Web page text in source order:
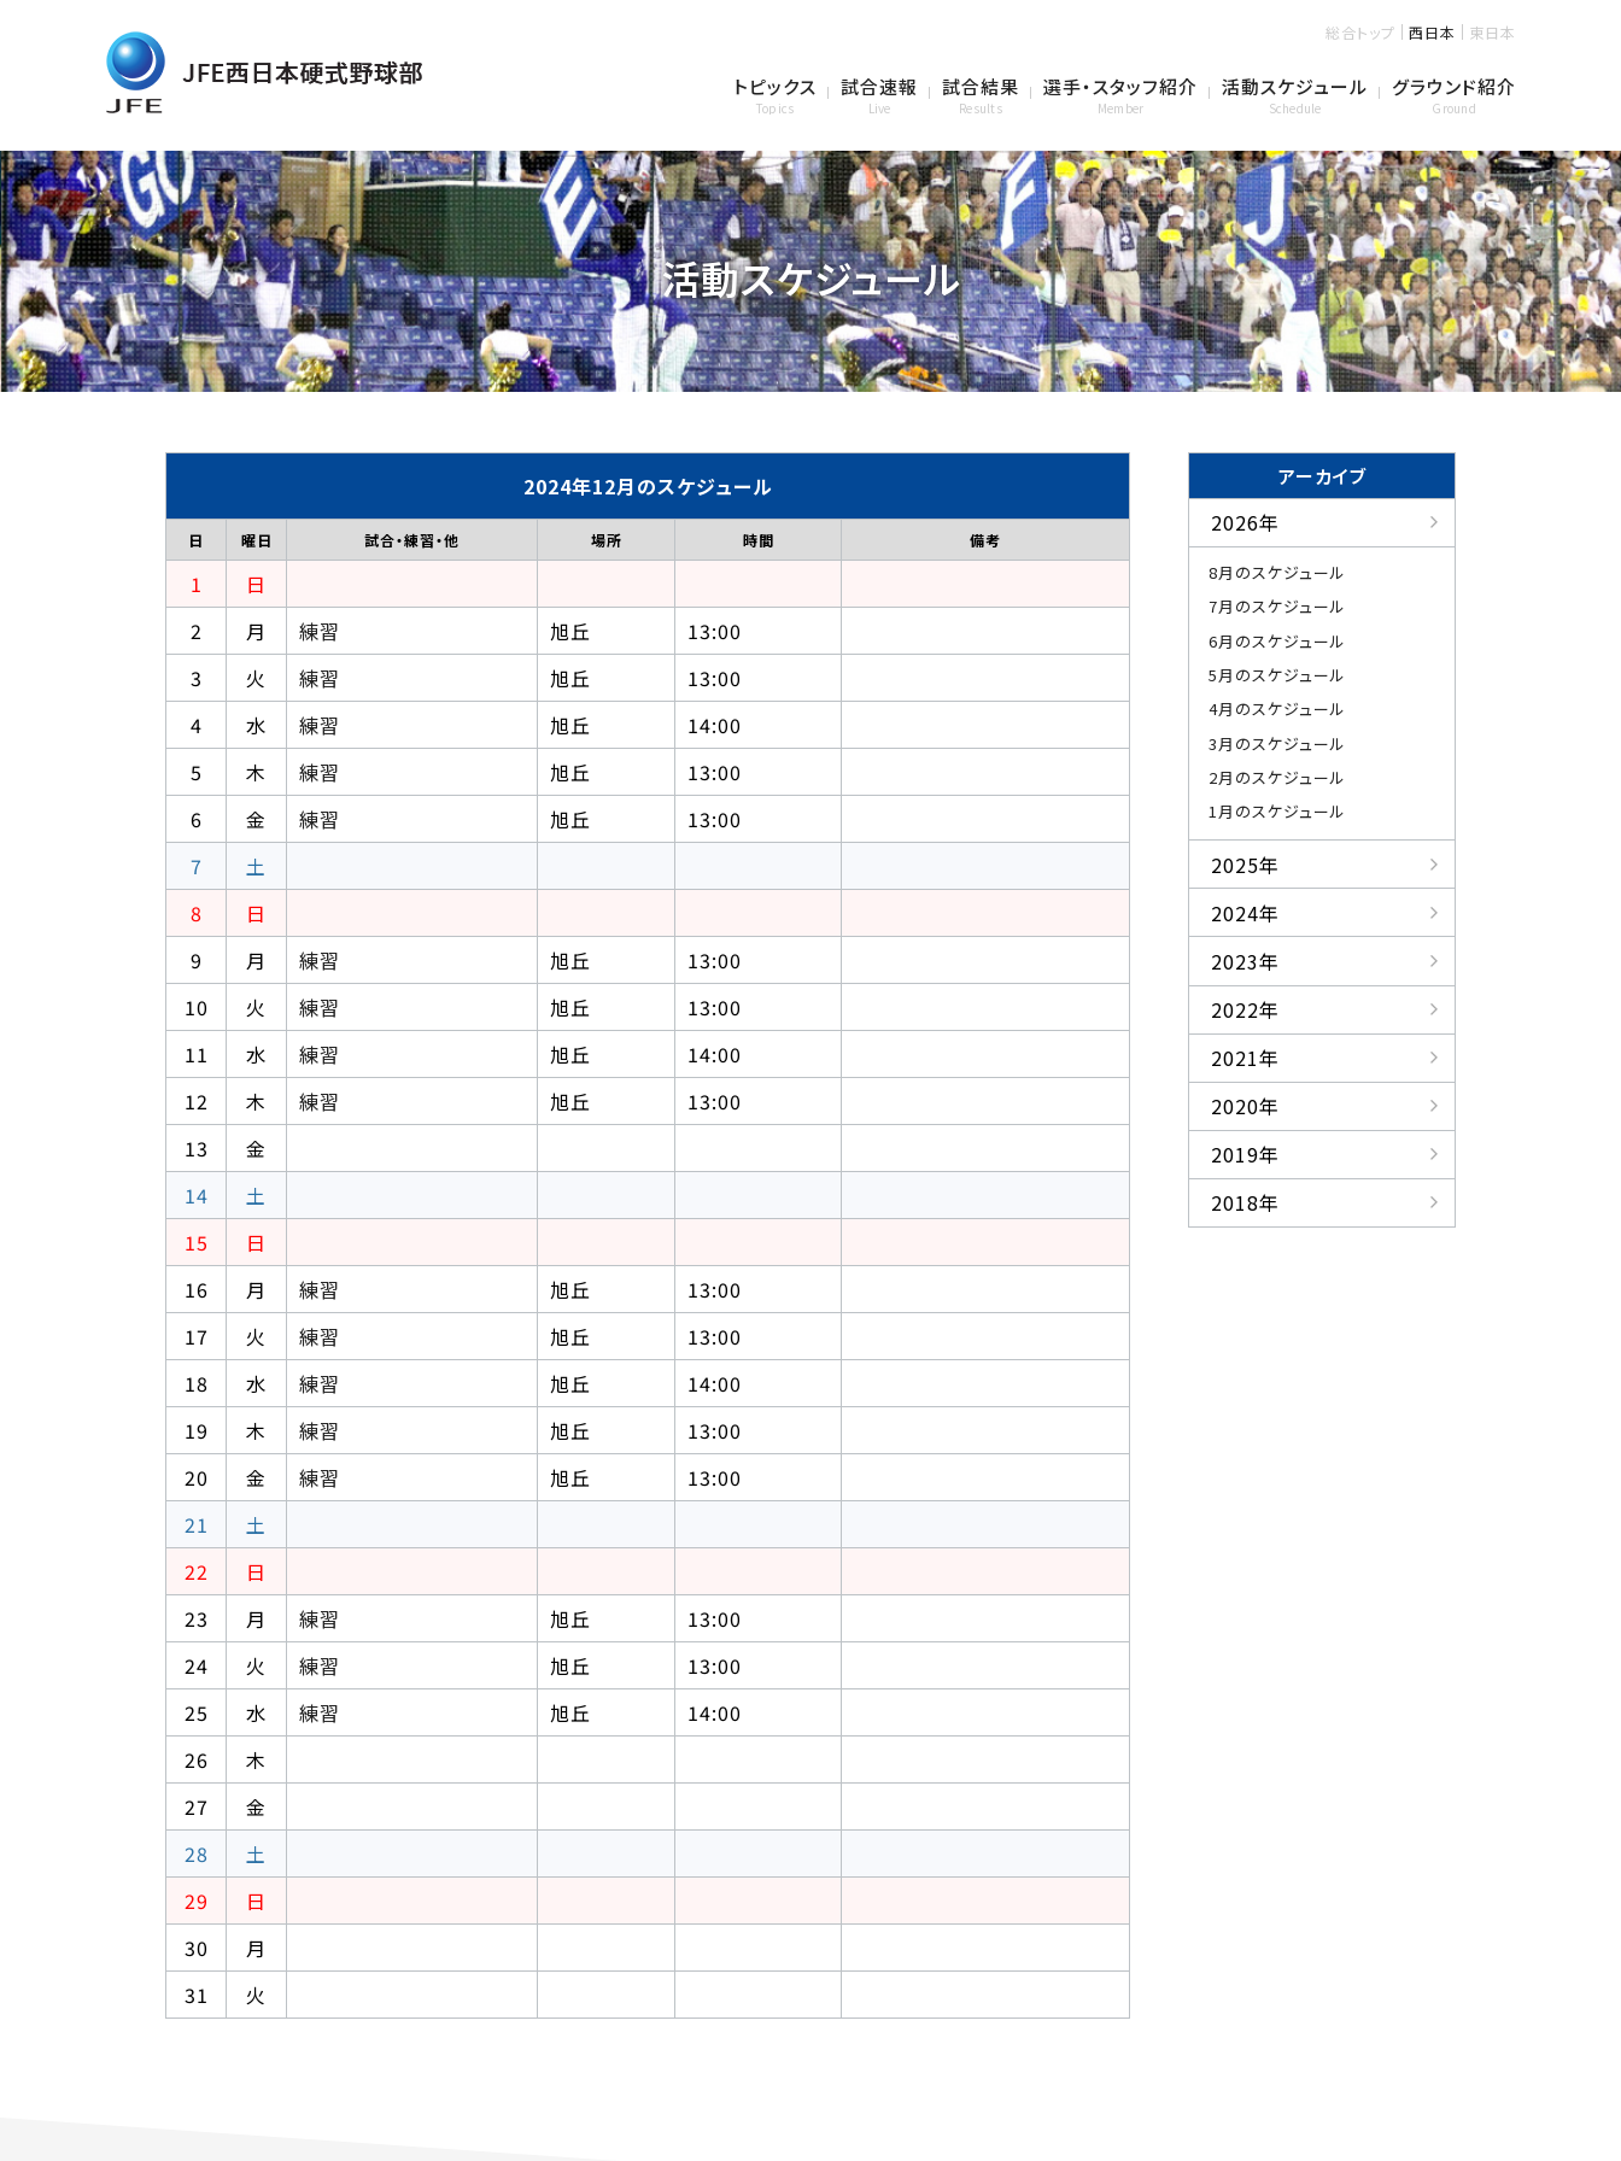
総合トップ 西日本 東日本
トピックス
Topics
試合速報
Live
試合結果
Results
選手・スタッフ紹介
Member
活動スケジュール
Schedule
グラウンド紹介
Ground
活動スケジュール
2024年12月のスケジュール
日 曜日 試合・練習・他 場所 時間 備考
1
日
2
月 練習 旭丘
13:00
3
火 練習 旭丘
13:00
4
水 練習 旭丘
14:00
5
木 練習 旭丘
13:00
6
金 練習 旭丘
13:00
7
土
8
日
9
月 練習 旭丘
13:00
10
火 練習 旭丘
13:00
11
水 練習 旭丘
14:00
12
木 練習 旭丘
13:00
13
金
14
土
15
日
16
月 練習 旭丘
13:00
17
火 練習 旭丘
13:00
18
水 練習 旭丘
14:00
19
木 練習 旭丘
13:00
20
金 練習 旭丘
13:00
21
土
22
日
23
月 練習 旭丘
13:00
24
火 練習 旭丘
13:00
25
水 練習 旭丘
14:00
26
木
27
金
28
土
29
日
30
月
31
火
アーカイブ
2026年
8月のスケジュール
7月のスケジュール
6月のスケジュール
5月のスケジュール
4月のスケジュール
3月のスケジュール
2月のスケジュール
1月のスケジュール
2025年
2024年
2023年
2022年
2021年
2020年
2019年
2018年